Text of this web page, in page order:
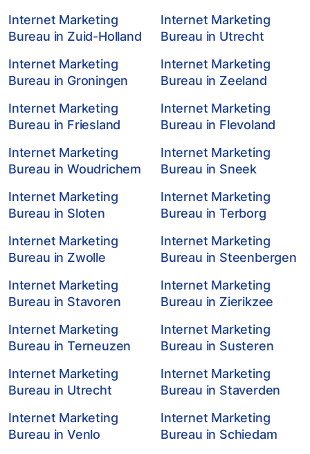
Internet Marketing
Bureau in Zuid-Holland
Internet Marketing
Bureau in Utrecht
Internet Marketing
Bureau in Groningen
Internet Marketing
Bureau in Zeeland
Internet Marketing
Bureau in Friesland
Internet Marketing
Bureau in Flevoland
Internet Marketing
Bureau in Woudrichem
Internet Marketing
Bureau in Sneek
Internet Marketing
Bureau in Sloten
Internet Marketing
Bureau in Terborg
Internet Marketing
Bureau in Zwolle
Internet Marketing
Bureau in Steenbergen
Internet Marketing
Bureau in Stavoren
Internet Marketing
Bureau in Zierikzee
Internet Marketing
Bureau in Terneuzen
Internet Marketing
Bureau in Susteren
Internet Marketing
Bureau in Utrecht
Internet Marketing
Bureau in Staverden
Internet Marketing
Bureau in Venlo
Internet Marketing
Bureau in Schiedam